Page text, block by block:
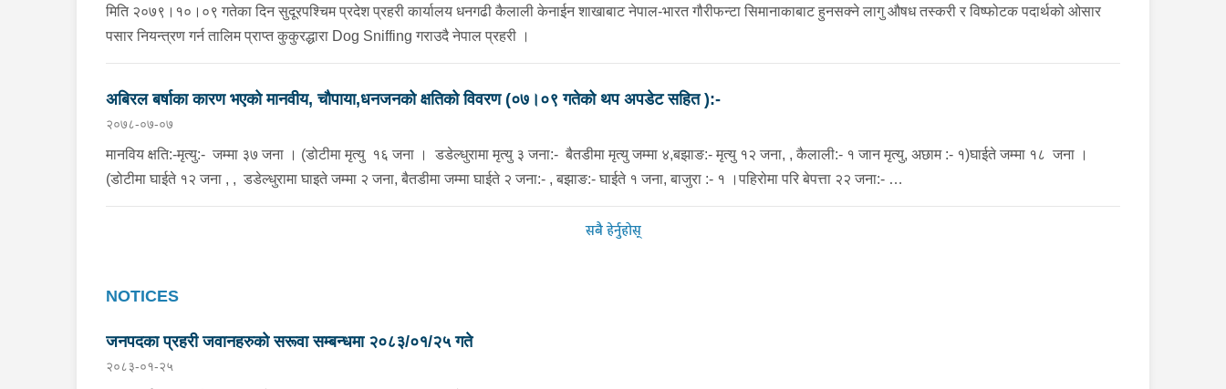
मिति २०७९।१०।०९ गतेका दिन सुदूरपश्चिम प्रदेश प्रहरी कार्यालय धनगढी कैलाली केनाईन शाखाबाट नेपाल-भारत गौरीफन्टा सिमानाकाबाट हुनसक्ने लागु औषध तस्करी र विष्फोटक पदार्थको ओसार
पसार नियन्त्रण गर्न तालिम प्राप्त कुकुरद्धारा Dog Sniffing गराउदै नेपाल प्रहरी ।
अबिरल बर्षाका कारण भएको मानवीय, चौपाया,धनजनको क्षतिको विवरण (०७।०९ गतेको थप अपडेट सहित ):-
२०७८-०७-०७
मानविय क्षति:-मृत्यु:- जम्मा ३७ जना । (डोटीमा मृत्यु १६ जना । डडेल्धुरामा मृत्यु ३ जना:- बैतडीमा मृत्यु जम्मा ४,बझाङ:- मृत्यु १२ जना, , कैलाली:- १ जान मृत्यु, अछाम :- १)घाईते जम्मा १८ जना ।
(डोटीमा घाईते १२ जना , , डडेल्धुरामा घाइते जम्मा २ जना, बैतडीमा जम्मा घाईते २ जना:- , बझाङ:- घाईते १ जना, बाजुरा :- १ ।पहिरोमा परि बेपत्ता २२ जना:- …
सबै हेर्नुहोस्
NOTICES
जनपदका प्रहरी जवानहरुको सरूवा सम्बन्धमा २०८३/०१/२५ गते
२०८३-०१-२५